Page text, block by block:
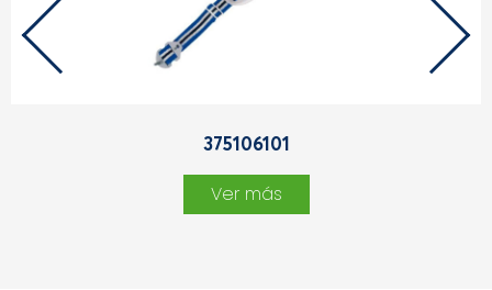
375106101
Ver más